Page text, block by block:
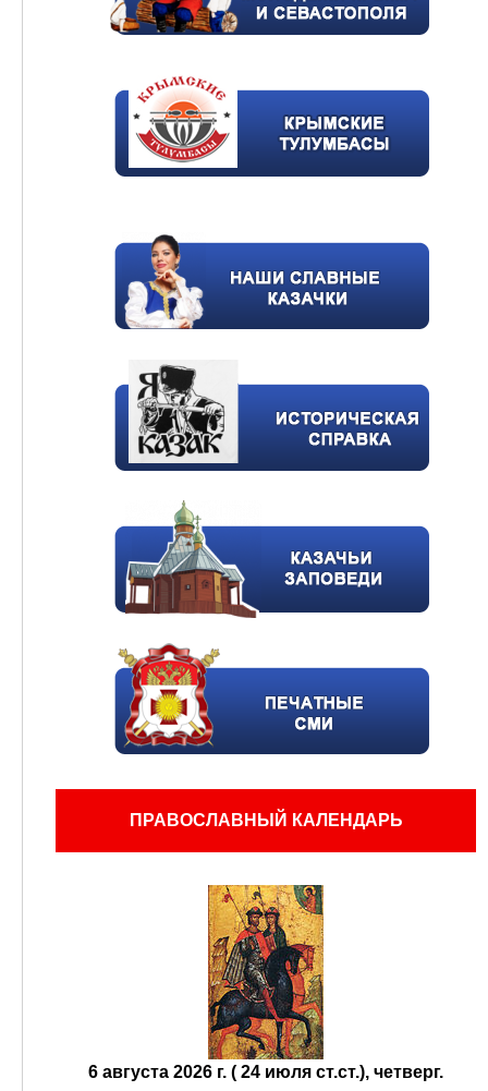
ПРАВОСЛАВНЫЙ КАЛЕНДАРЬ
6 августа 2026 г. ( 24 июля ст.ст.), четверг.